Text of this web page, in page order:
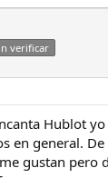
verificar
Hublot
en general.
gustan pero